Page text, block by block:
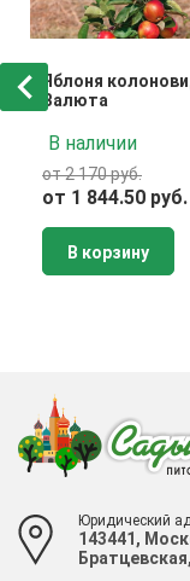
Яблоня
Валюта
В наличии
от 2 170 руб.
от 1 844.50 руб.
В корзину
Юридический
143441,